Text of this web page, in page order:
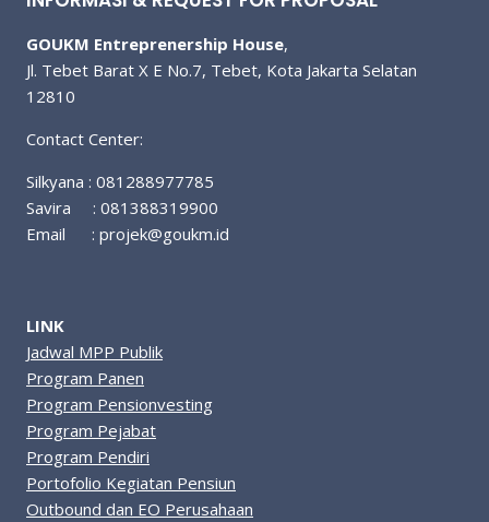
GOUKM Entreprenership House,
Jl. Tebet Barat X E No.7, Tebet, Kota Jakarta Selatan
12810
Contact Center:
Silkyana : 081288977785
Savira : 081388319900
Email : projek@goukm.id
LINK
Jadwal MPP Publik
Program Panen
Program Pensionvesting
Program Pejabat
Program Pendiri
Portofolio Kegiatan Pensiun
Outbound dan EO Perusahaan